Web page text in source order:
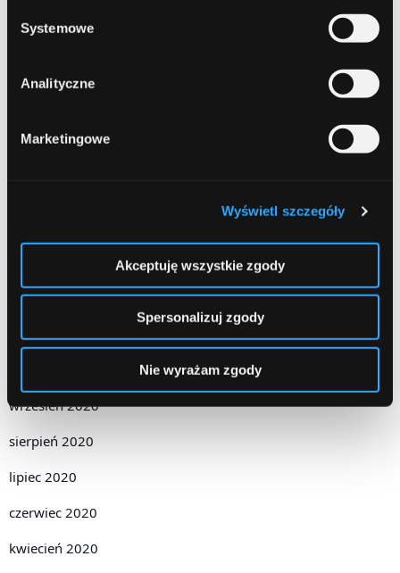
Systemowe
Analityczne
Marketingowe
Wyświetl szczegóły
Akceptuję wszystkie zgody
Spersonalizuj zgody
Nie wyrażam zgody
czerwiec 2021
grudzień 2020
listopad 2020
wrzesień 2020
sierpień 2020
lipiec 2020
czerwiec 2020
kwiecień 2020